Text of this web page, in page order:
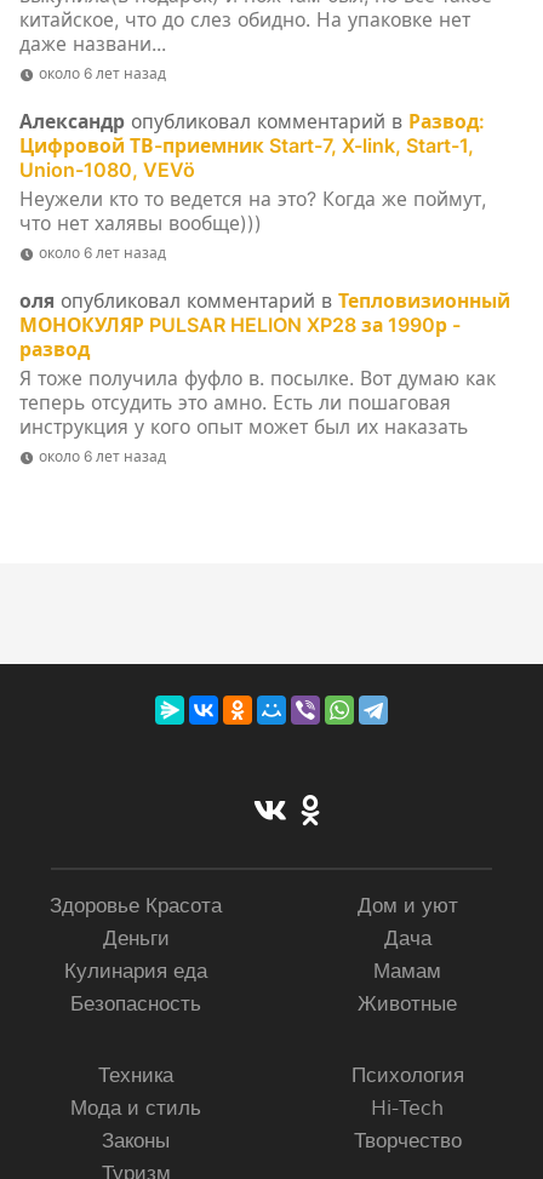
китайское, что до слез обидно. На упаковке нет
даже названи...
около 6 лет назад
Александр опубликовал комментарий в Развод:
Цифровой ТВ-приемник Start-7, X-link, Start-1,
Union-1080, VEVö
Неужели кто то ведется на это? Когда же поймут,
что нет халявы вообще)))
около 6 лет назад
оля опубликовал комментарий вТепловизионный
МОНОКУЛЯР PULSAR HELION XP28 за 1990р -
развод
Я тоже получила фуфло в. посылке. Вот думаю как
теперь отсудить это амно. Есть ли пошаговая
инструкция у кого опыт может был их наказать
около 6 лет назад
Здоровье Красота
Деньги
Кулинария еда
Безопасность
Дом и уют
Дача
Мамам
Животные
Техника
Мода и стиль
Законы
Туризм
Психология
Hi-Tech
Творчество